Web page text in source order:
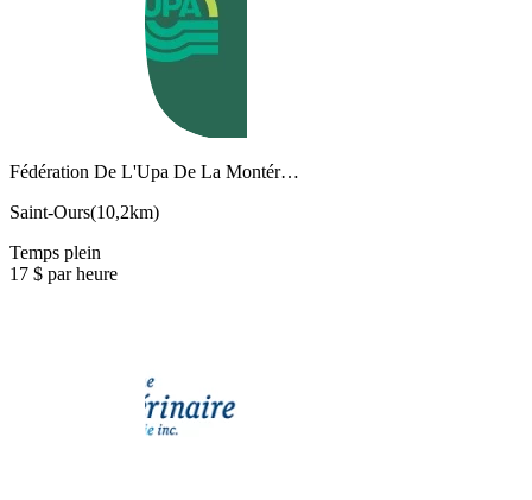
Fédération De L'Upa De La Montér…
Saint-Ours(10,2km)
Temps plein
17 $ par heure